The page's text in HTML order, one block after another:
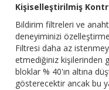
Kişiselleştirilmiş
Bildirim filtreleri ve
deneyiminizi
Filtresi daha az
etmediğiniz kişilerinden
bloklar % 40'ın altına
gösterecektir ancak bu